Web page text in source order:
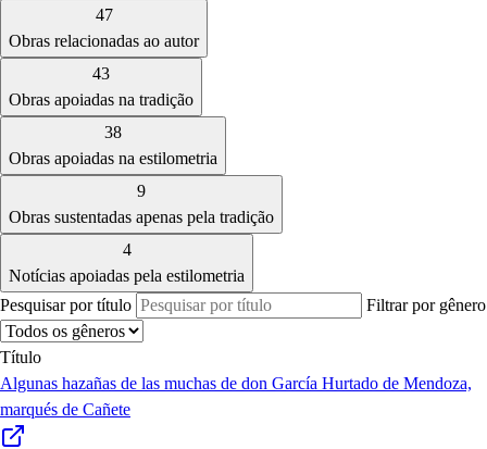
47
Obras relacionadas ao autor
43
Obras apoiadas na tradição
38
Obras apoiadas na estilometria
9
Obras sustentadas apenas pela tradição
4
Notícias apoiadas pela estilometria
Pesquisar por título
Filtrar por gênero
Título
Algunas hazañas de las muchas de don García Hurtado de Mendoza,
marqués de Cañete